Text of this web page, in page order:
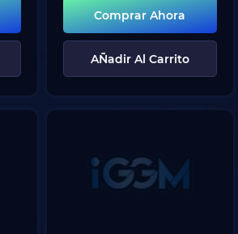
Comprar Ahora
AÑadir Al Carrito